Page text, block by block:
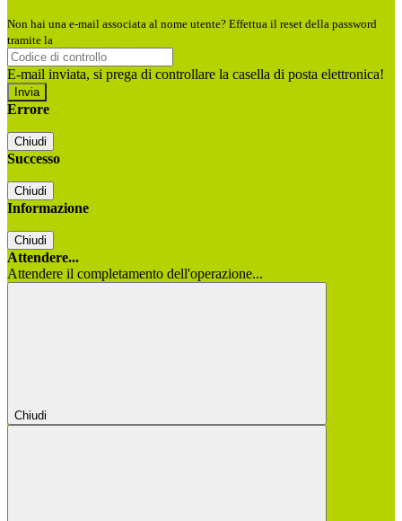
Non hai una e-mail associata al nome utente? Effettua il reset della password
tramite la
E-mail inviata, si prega di controllare la casella di posta elettronica!
Errore
Chiudi
Successo
Chiudi
Informazione
Chiudi
Attendere...
Attendere il completamento dell'operazione...
Chiudi